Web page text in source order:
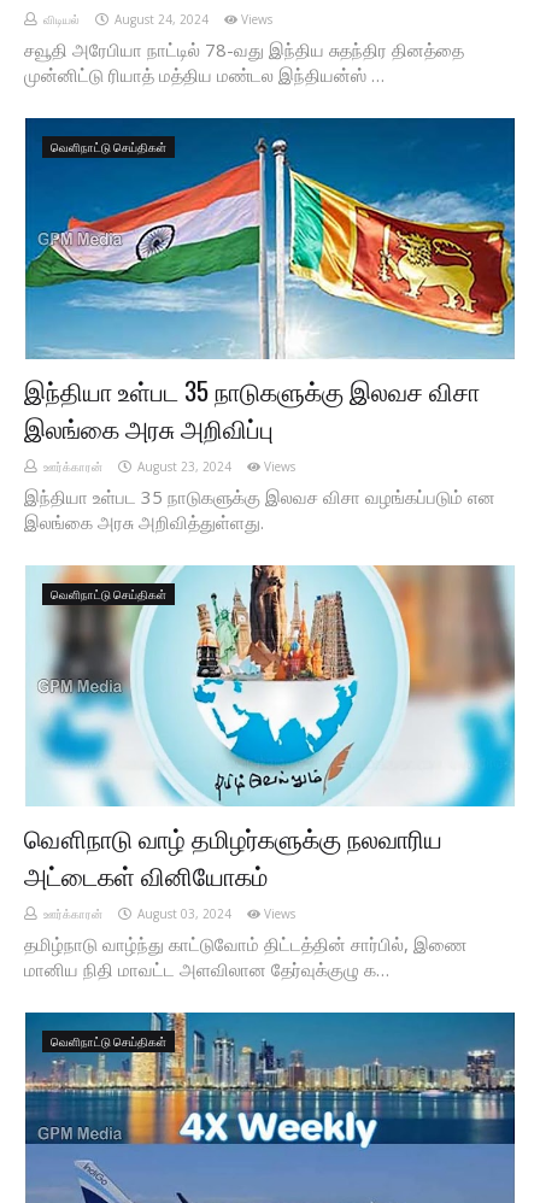
விடியல் August 24, 2024 Views
சவூதி அரேபியா நாட்டில் 78-வது இந்திய சுதந்திர தினத்தை
முன்னிட்டு ரியாத் மத்திய மண்டல இந்தியன்ஸ் …
வெளிநாட்டு செய்திகள்
இந்தியா உள்பட 35 நாடுகளுக்கு இலவச விசா
இலங்கை அரசு அறிவிப்பு
ஊர்க்காரன் August 23, 2024 Views
இந்தியா உள்பட 35 நாடுகளுக்கு இலவச விசா வழங்கப்படும் என
இலங்கை அரசு அறிவித்துள்ளது.
வெளிநாட்டு செய்திகள்
வௌிநாடு வாழ் தமிழர்களுக்கு நலவாரிய
அட்டைகள் வினியோகம்
ஊர்க்காரன் August 03, 2024 Views
தமிழ்நாடு வாழ்ந்து காட்டுவோம் திட்டத்தின் சார்பில், இணை
மானிய நிதி மாவட்ட அளவிலான தேர்வுக்குழு க…
வெளிநாட்டு செய்திகள்